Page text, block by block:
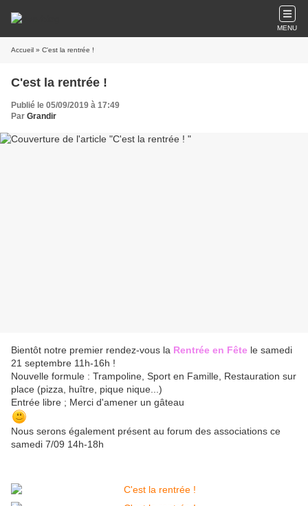
MENU
Accueil » C'est la rentrée !
C'est la rentrée !
Publié le 05/09/2019 à 17:49
Par Grandir
Bientôt notre premier rendez-vous la Rentrée en Fête le samedi
21 septembre 11h-16h !
Nouvelle formule : Trampoline, Sport en Famille, Restauration sur
place (pizza, huître, pique nique...)
Entrée libre ; Merci d'amener un gâteau
Nous serons également présent au forum des associations ce
samedi 7/09 14h-18h